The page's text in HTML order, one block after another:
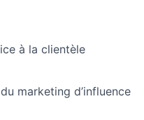
à la clientèle
marketing d’influence